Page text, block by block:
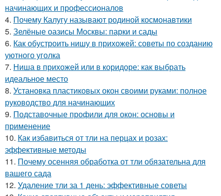
начинающих и профессионалов
4. Почему Калугу называют родиной космонавтики
5. Зелёные оазисы Москвы: парки и сады
6. Как обустроить нишу в прихожей: советы по созданию
уютного уголка
7. Ниша в прихожей или в коридоре: как выбрать
идеальное место
8. Установка пластиковых окон своими руками: полное
руководство для начинающих
9. Подставочные профили для окон: основы и
применение
10. Как избавиться от тли на перцах и розах:
эффективные методы
11. Почему осенняя обработка от тли обязательна для
вашего сада
12. Удаление тли за 1 день: эффективные советы